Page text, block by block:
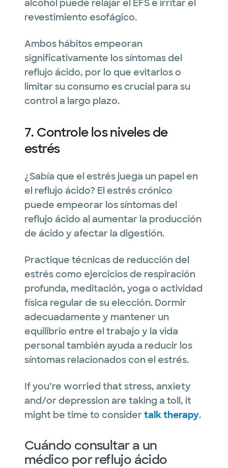
alcohol puede relajar el EFS e irritar el
revestimiento esofágico.
Ambos hábitos empeoran
significativamente los síntomas del
reflujo ácido, por lo que evitarlos o
limitar su consumo es crucial para su
control a largo plazo.
7. Controle los niveles de
estrés
¿Sabía que el estrés juega un papel en
el reflujo ácido? El estrés crónico
puede empeorar los síntomas del
reflujo ácido al aumentar la producción
de ácido y afectar la digestión.
Practique técnicas de reducción del
estrés como ejercicios de respiración
profunda, meditación, yoga o actividad
física regular de su elección. Dormir
adecuadamente y mantener un
equilibrio entre el trabajo y la vida
personal también ayuda a reducir los
síntomas relacionados con el estrés.
If you’re worried that stress, anxiety
and/or depression are taking a toll, it
might be time to consider talk therapy.
Cuándo consultar a un
médico por reflujo ácido